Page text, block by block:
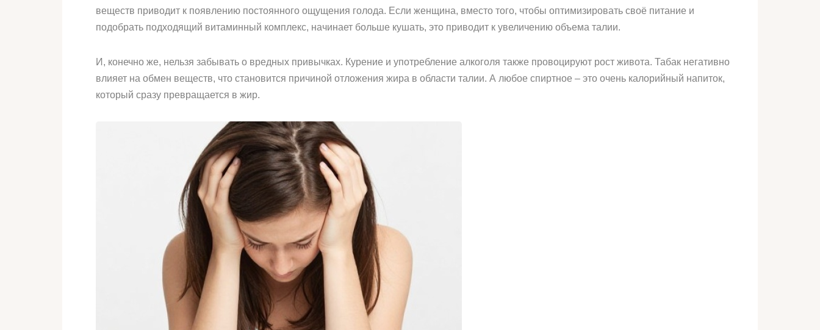
веществ приводит к появлению постоянного ощущения голода. Если женщина, вместо того, чтобы оптимизировать своё питание и
подобрать подходящий витаминный комплекс, начинает больше кушать, это приводит к увеличению объема талии.
И, конечно же, нельзя забывать о вредных привычках. Курение и употребление алкоголя также провоцируют рост живота. Табак негативно
влияет на обмен веществ, что становится причиной отложения жира в области талии. А любое спиртное – это очень калорийный напиток,
который сразу превращается в жир.